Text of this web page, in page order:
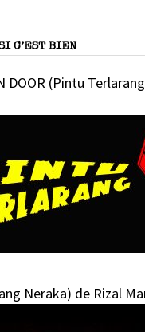
C’EST BIEN
DOOR (Pintu
Neraka) de Rizal